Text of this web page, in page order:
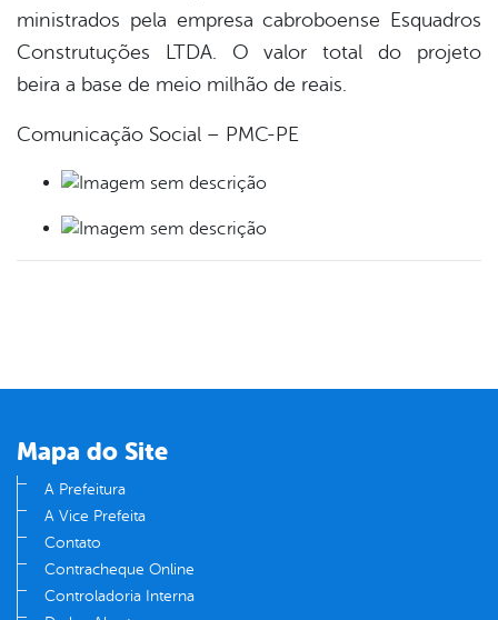
ministrados pela empresa cabroboense Esquadros
Construtuções LTDA. O valor total do projeto
beira a base de meio milhão de reais.
Comunicação Social – PMC-PE
Mapa do Site
A Prefeitura
A Vice Prefeita
Contato
Contracheque Online
Controladoria Interna